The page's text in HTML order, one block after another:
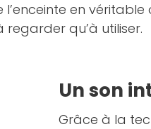
en
qu’à utiliser.
Un son
Grâce à la